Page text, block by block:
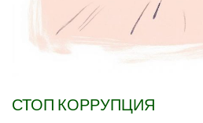
СТОП КОРРУПЦИЯ